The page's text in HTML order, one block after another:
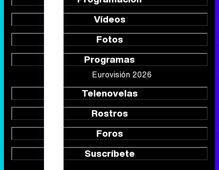
Eurovisión 2026
Telenovelas
Rostros
Foros
Suscríbete
Síguenos